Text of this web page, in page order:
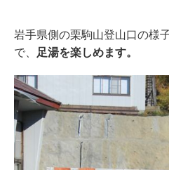
岩手県側の栗駒山登山口の様
で、 足湯を楽しめます。